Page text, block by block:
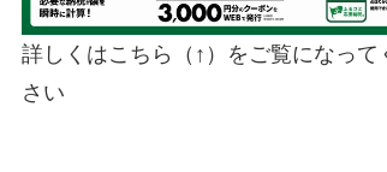
詳しくはこちら（↑）をご覧になって
さい